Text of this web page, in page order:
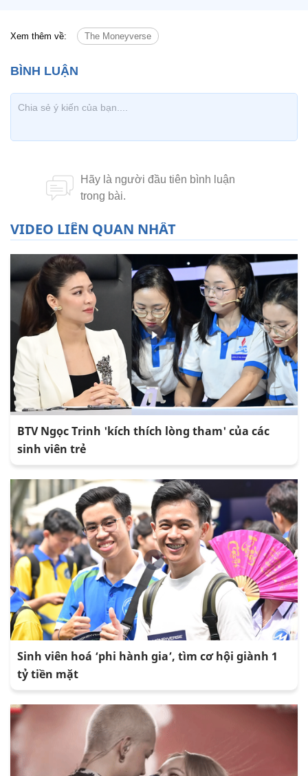
Xem thêm về: The Moneyverse
VIDEO LIÊN QUAN NHẤT
BTV Ngọc Trinh 'kích thích lòng tham' của các
sinh viên trẻ
Sinh viên hoá ‘phi hành gia’, tìm cơ hội giành 1
tỷ tiền mặt